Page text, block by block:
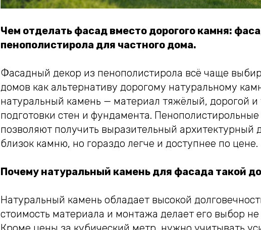
Чем отделать фасад вместо дорогого камня:
пенополистирола для частного дома.
Фасадный декор из пенополистирола всё чаще
домов как альтернативу дорогому натуральному
натуральный камень — материал тяжёлый, дорогой
подготовки стен и фундамента.
позволяют получить выразительный архитектурный
близок камню, но гораздо легче и доступнее по цене.
Почему натуральный камень для фасада такой
Натуральный камень обладает высокой
стоимость материала и монтажа делает его выбор